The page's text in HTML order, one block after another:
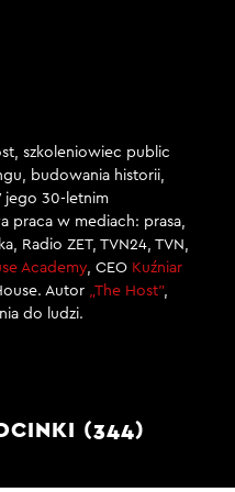
szkoleniowiec public
budowania historii,
jego 30-letnim
praca w mediach: prasa,
Radio ZET, TVN24, TVN,
Academy , CEO Kuźniar
Autor „The Host”,
do ludzi.
(344)